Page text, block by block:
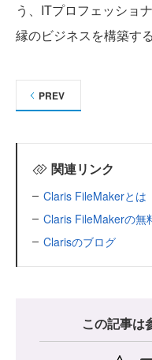
う、ITプロフェッショ
縁のビジネスを構築す
PREV
関連リンク
Claris FileMakerとは
Claris FileMakerの無
Clarisのブログ
この記事は